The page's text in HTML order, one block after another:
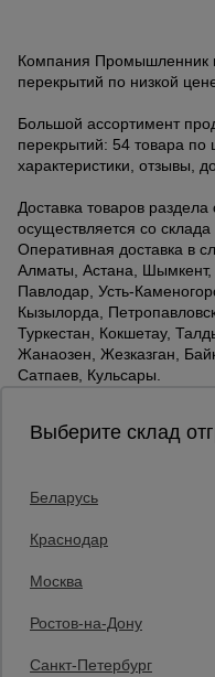
Компания Промышленник
перекрытий по низкой
Большой ассортимент
перекрытий: 54 товара
характеристики, отзывы,
Доставка товаров
осуществляется со склада
Оперативная доставка в
Алматы, Астана, Шымкент,
Павлодар, Усть-
Кызылорда,
Туркестан, Кокшетау,
Жанаозен, Жезказган,
Сатпаев, Кульсары.
Выберите склад
Беларусь
Краснодар
Москва
Ростов-на-Дону
Санкт-Петербург
О компании
Франшиза
Контакты
Защитные